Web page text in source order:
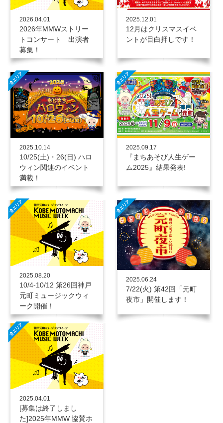
2026.04.01
2026年MMWストリー
トコンサート 出演者
募集！
2025.12.01
12月はクリスマスイベ
ントが目白押しです！
2025.10.14
10/25(土)・26(日) ハロ
ウィン関連のイベント
満載！
2025.09.17
『まちあそび人生ゲー
ム2025』結果発表!
2025.08.20
10/4-10/12 第26回神戸
元町ミュージックウィ
ーク開催！
2025.06.24
7/22(火) 第42回「元町
夜市」開催します！
2025.04.01
[募集は終了しまし
た]2025年MMW 協賛ホ